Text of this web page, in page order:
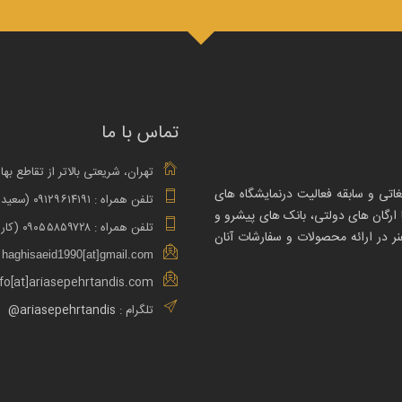
و سابقه فعالیت درنمایشگاه های
ارگان های دولتی، بانک های پیشرو و
در ارائه محصولات و سفارشات آنان
تماس با ما
تهران، شریعتی بالاتر از تقاطع
تلفن همراه : ۰۹۱۲۹۶۱۴۱۹۱ (سعید حقی – مدیر فروش)
تلفن همراه : ۰۹۰۵۵۸۵۹۷۲۸ (کارشناس فروش)
haghisaeid1990[at]gmail.com
تلگرام : ariasepehrtandis@